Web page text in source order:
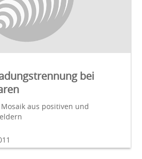
bei
aus positiven und